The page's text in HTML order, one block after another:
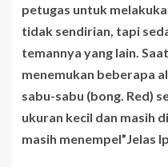
petugas untuk
tidak sendirian, tapi
temannya yang lain.
menemukan beberapa
sabu-sabu (bong. Red)
ukuran kecil dan masih
masih menempel”Jelas